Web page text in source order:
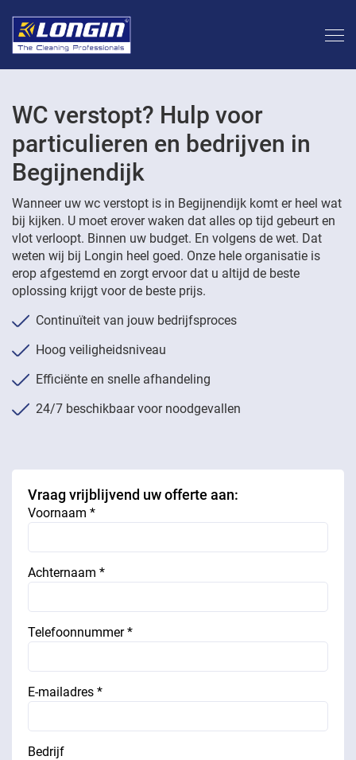
WC verstopt? Hulp voor
particulieren en bedrijven in
Begijnendijk
Wanneer uw wc verstopt is in Begijnendijk komt er heel wat
bij kijken. U moet erover waken dat alles op tijd gebeurt en
vlot verloopt. Binnen uw budget. En volgens de wet. Dat
weten wij bij Longin heel goed. Onze hele organisatie is
erop afgestemd en zorgt ervoor dat u altijd de beste
oplossing krijgt voor de beste prijs.
Continuïteit van jouw bedrijfsproces
Hoog veiligheidsniveau
Efficiënte en snelle afhandeling
24/7 beschikbaar voor noodgevallen
Vraag vrijblijvend uw offerte aan:
Voornaam *
Achternaam *
Telefoonnummer *
E-mailadres *
Bedrijf